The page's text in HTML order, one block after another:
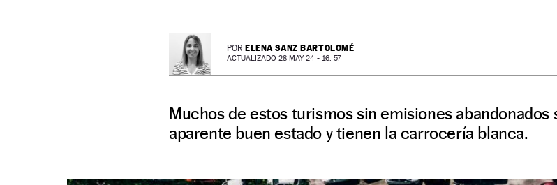
POR ELENA SANZ BARTOLOMÉ
ACTUALIZADO 28 MAY 24 - 16: 57
Muchos de estos turismos sin emisiones abandonados
aparente buen estado y tienen la carrocería blanca.